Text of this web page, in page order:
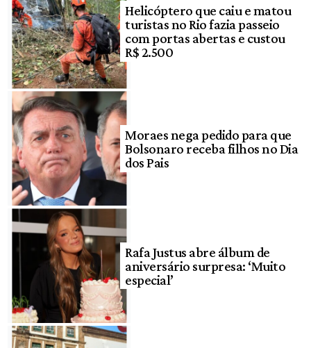
Helicóptero que caiu e matou
turistas no Rio fazia passeio
com portas abertas e custou
R$ 2.500
Moraes nega pedido para que
Bolsonaro receba filhos no Dia
dos Pais
Rafa Justus abre álbum de
aniversário surpresa: ‘Muito
especial’